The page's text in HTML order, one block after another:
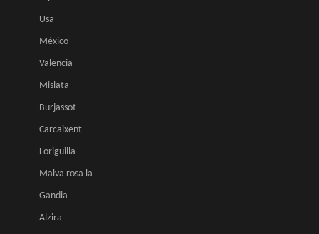
Usa
México
Valencia
Mislata
Burjassot
Carcaixent
Loriguilla
Malva rosa la
Gandia
Alzira